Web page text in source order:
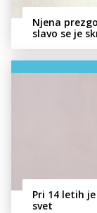
Njena
slavo se je
Pri 14 letih
svet